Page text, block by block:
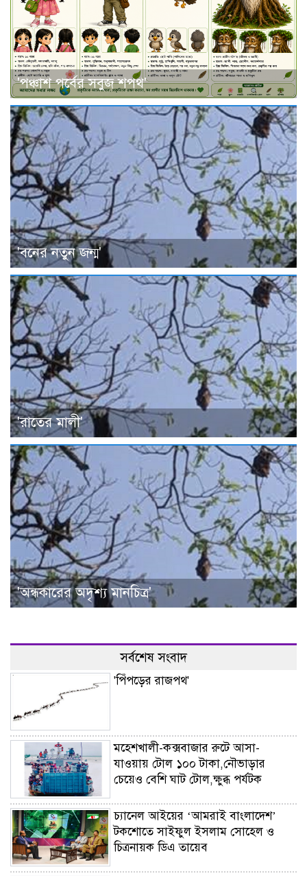
'পঞ্চাশ পর্বের সবুজ শপথ'
'বনের নতুন জন্ম'
'রাতের মালী'
'অন্ধকারের অদৃশ্য মানচিত্র'
সর্বশেষ সংবাদ
'পিঁপড়ের রাজপথ'
মহেশখালী-কক্সবাজার রুটে আসা-
যাওয়ায় টোল ১০০ টাকা,নৌভাড়ার
চেয়েও বেশি ঘাট টোল,ক্ষুব্ধ পর্যটক
চ্যানেল আইয়ের ‘আমরাই বাংলাদেশ’
টকশোতে সাইফুল ইসলাম সোহেল ও
চিত্রনায়ক ডিএ তায়েব